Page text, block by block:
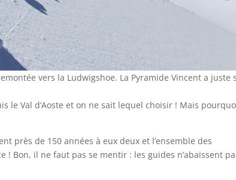
vers la Ludwigshoe. La Pyramide Vincent a juste
le Val d’Aoste et on ne sait lequel choisir ! Mais
près de 150 années à eux deux et l’ensemble des
! Bon, il ne faut pas se mentir : les guides n’abaissent